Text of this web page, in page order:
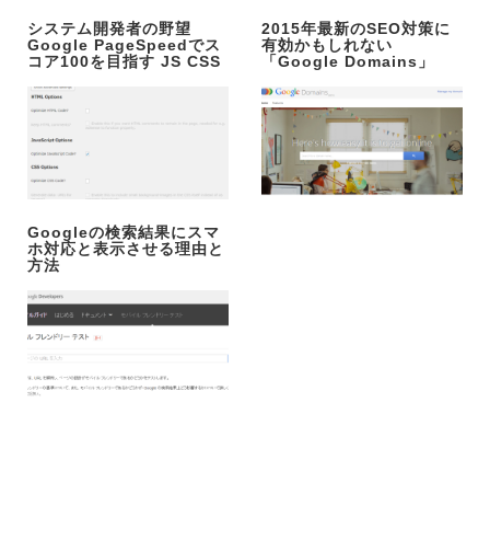
システム開発者の野望
Google PageSpeedでス
コア100を目指す JS CSS
2015年最新のSEO対策に
有効かもしれない
「Google Domains」
Googleの検索結果にスマ
ホ対応と表示させる理由と
方法